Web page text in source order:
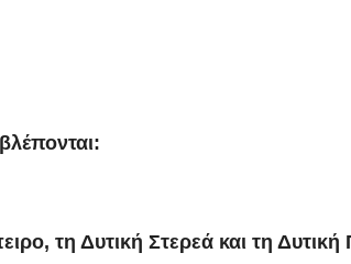
τη Δυτική Στερεά και τη